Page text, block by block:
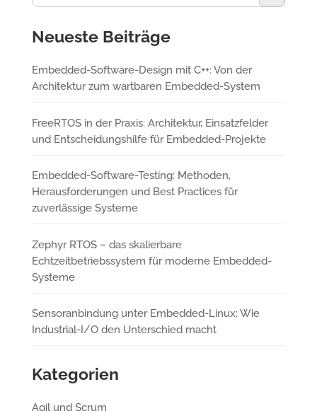
Neueste Beiträge
Embedded-Software-Design mit C++: Von der
Architektur zum wartbaren Embedded-System
FreeRTOS in der Praxis: Architektur, Einsatzfelder
und Entscheidungshilfe für Embedded-Projekte
Embedded-Software-Testing: Methoden,
Herausforderungen und Best Practices für
zuverlässige Systeme
Zephyr RTOS – das skalierbare
Echtzeitbetriebssystem für moderne Embedded-
Systeme
Sensoranbindung unter Embedded-Linux: Wie
Industrial-I/O den Unterschied macht
Kategorien
Agil und Scrum